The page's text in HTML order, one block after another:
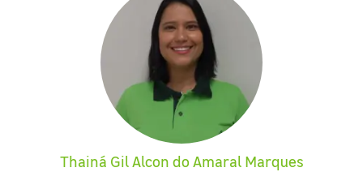
Thainá Gil Alcon do Amaral Marques